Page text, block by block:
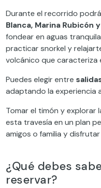
Durante el recorrido
Blanca, Marina Rubicón
fondear en aguas
practicar snorkel y
volcánico que caracteriza
Puedes elegir entre
adaptando la experiencia
Tomar el timón y explorar
esta travesía en un plan
amigos o familia y
¿Qué debes
reservar?